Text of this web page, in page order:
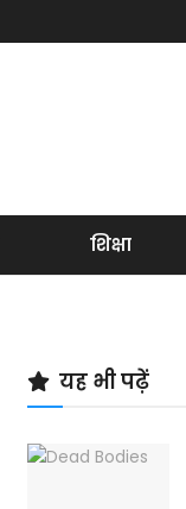
शिक्षा
यह भी पढ़ें